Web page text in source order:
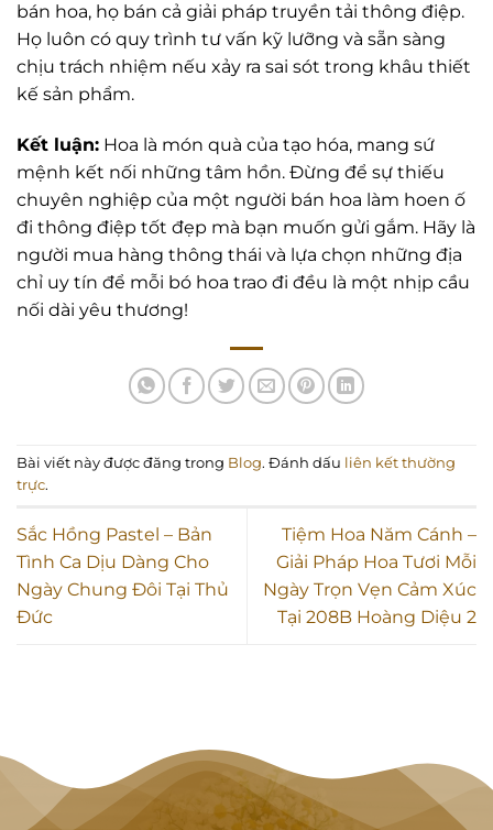
bán hoa, họ bán cả giải pháp truyền tải thông điệp.
Họ luôn có quy trình tư vấn kỹ lưỡng và sẵn sàng
chịu trách nhiệm nếu xảy ra sai sót trong khâu thiết
kế sản phẩm.
Kết luận: Hoa là món quà của tạo hóa, mang sứ
mệnh kết nối những tâm hồn. Đừng để sự thiếu
chuyên nghiệp của một người bán hoa làm hoen ố
đi thông điệp tốt đẹp mà bạn muốn gửi gắm. Hãy là
người mua hàng thông thái và lựa chọn những địa
chỉ uy tín để mỗi bó hoa trao đi đều là một nhịp cầu
nối dài yêu thương!
Bài viết này được đăng trong Blog. Đánh dấu liên kết thường
trực.
Sắc Hồng Pastel – Bản
Tình Ca Dịu Dàng Cho
Ngày Chung Đôi Tại Thủ
Đức
Tiệm Hoa Năm Cánh –
Giải Pháp Hoa Tươi Mỗi
Ngày Trọn Vẹn Cảm Xúc
Tại 208B Hoàng Diệu 2